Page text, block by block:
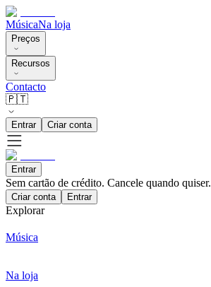
MúsicaNa loja
Preços
Recursos
Contacto
🇵🇹
Entrar Criar conta
Entrar
Sem cartão de crédito. Cancele quando quiser.
Criar conta Entrar
Explorar
Música
Na loja